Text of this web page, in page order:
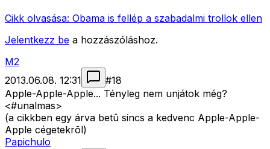
Cikk olvasása: Obama is fellép a szabadalmi trollok ellen
Jelentkezz be a hozzászóláshoz.
M2
2013.06.08. 12:31
#18
Apple-Apple-Apple... Tényleg nem unjátok még?
<#unalmas>
(a cikkben egy árva betû sincs a kedvenc Apple-Apple-
Apple cégetekrõl)
Papichulo